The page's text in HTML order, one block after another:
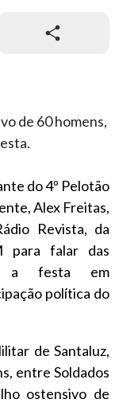
de 60 homens,
do 4º Pelotão
Alex Freitas,
Revista, da
para falar das
a festa em
política do
de Santaluz,
entre Soldados
ostensivo de